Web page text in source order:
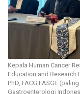
Kepala Human Cancer
Education and Research
PhD, FACG,FASGE
Gastroenterologi